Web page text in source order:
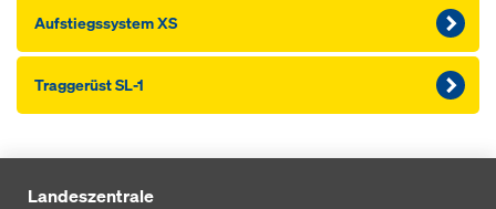
Aufstiegssystem XS
Traggerüst SL-1
Landeszentrale